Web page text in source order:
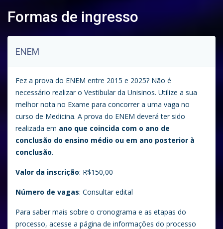
Formas de ingresso
ENEM
Fez a prova do ENEM entre 2015 e 2025? Não é
necessário realizar o Vestibular da Unisinos. Utilize a sua
melhor nota no Exame para concorrer a uma vaga no
curso de Medicina. A prova do ENEM deverá ter sido
realizada em ano que coincida com o ano de
conclusão do ensino médio ou em ano posterior à
conclusão.
Valor da inscrição: R$150,00
Número de vagas: Consultar edital
Para saber mais sobre o cronograma e as etapas do
processo, acesse a página de informações do processo